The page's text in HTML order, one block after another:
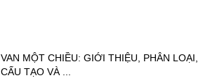
VAN MỘT CHIỀU: GIỚI THIỆU, PHÂN LOẠI,
CẤU TẠO VÀ ...